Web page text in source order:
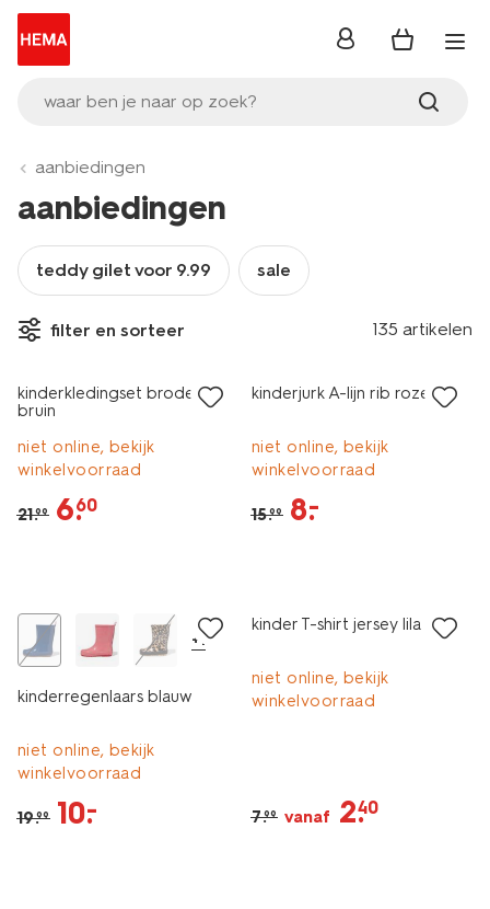
waar ben je naar op zoek?
inloggen
aanbiedingen
aanbiedingen
teddy gilet voor 9.99 sale
filter en sorteer 135 artikelen
sale
kinderkledingset broderie
bruin
niet online, bekijk
winkelvoorraad
21.99 6.
60
kinderjurk A-lijn rib roze
niet online, bekijk
winkelvoorraad
15.99 8.
–
+1
kinderregenlaars blauw
niet online, bekijk
winkelvoorraad
19.99 10.
–
kinder T-shirt jersey lila
niet online, bekijk
winkelvoorraad
7.99 vanaf 2.
40